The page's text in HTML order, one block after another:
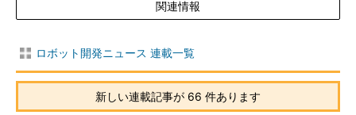
関連情報
ロボット開発ニュース 連載一覧
新しい連載記事が 66 件あります